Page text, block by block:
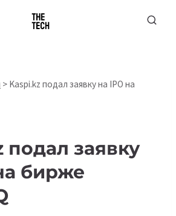
> Kaspi.kz подал заявку на IPO на
подал заявку
бирже